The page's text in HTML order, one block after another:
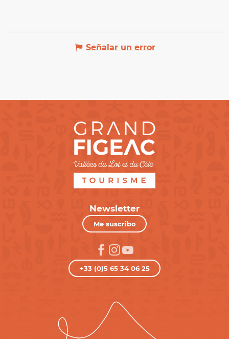
Señalar un error
Newsletter
Me suscribo
+33 (0)5 65 34 06 25